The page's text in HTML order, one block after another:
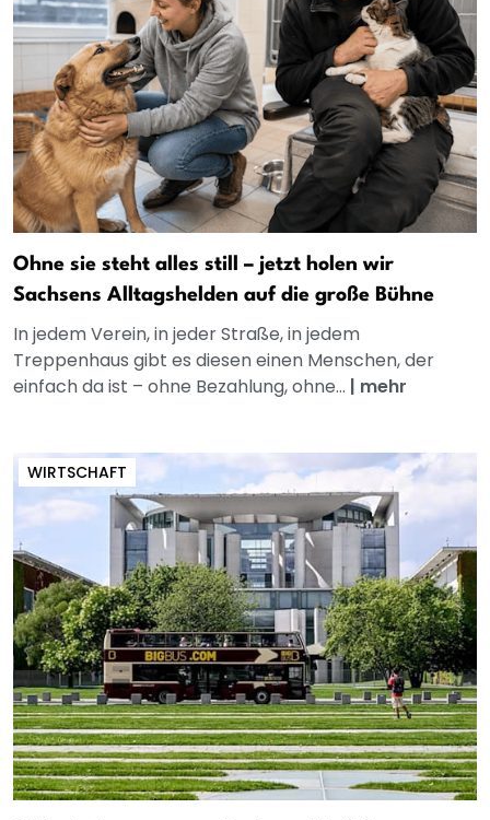
Ohne sie steht alles still – jetzt holen wir
Sachsens Alltagshelden auf die große Bühne
In jedem Verein, in jeder Straße, in jedem
Treppenhaus gibt es diesen einen Menschen, der
einfach da ist – ohne Bezahlung, ohne... | mehr
WIRTSCHAFT